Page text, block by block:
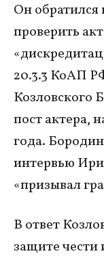
Он обратился
проверить
20.3.3 КоАП
Козловского
пост актера,
года.
интервью
«призывал
В ответ
защите чести